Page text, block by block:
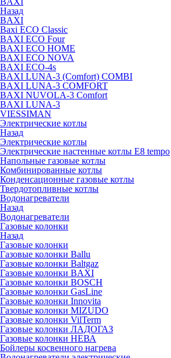
Назад
BAXI
Baxi ECO Classic
BAXI ECO Four
BAXI ECO HOME
BAXI ECO NOVA
BAXI ECO-4s
BAXI LUNA-3 (Comfort) COMBI
BAXI LUNA-3 COMFORT
BAXI NUVOLA-3 Comfort
BAXI LUNA-3
VIESSIMAN
Электрические котлы
Назад
Электрические котлы
Электрические настенные котлы E8 tempo
Напольные газовые котлы
Комбинированные котлы
Конденсационные газовые котлы
Твердотопливные котлы
Водонагреватели
Назад
Водонагреватели
Газовые колонки
Назад
Газовые колонки
Газовые колонки Ballu
Газовые колонки Baltgaz
Газовые колонки BAXI
Газовые колонки BOSCH
Газовые колонки GasLine
Газовые колонки Innovita
Газовые колонки MIZUDO
Газовые колонки VilTerm
Газовые колонки ЛАДОГАЗ
Газовые колонки НЕВА
Бойлеры косвенного нагрева